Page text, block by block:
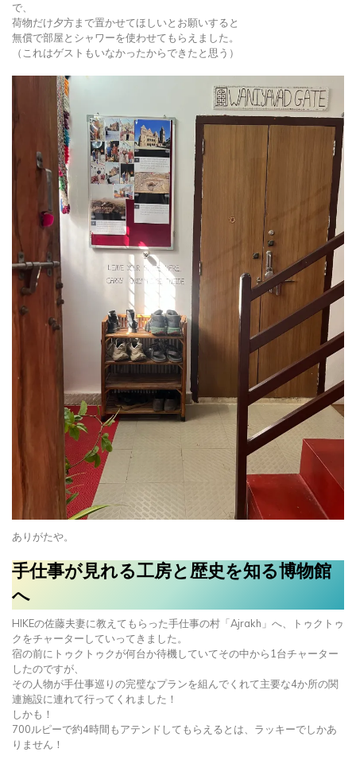
で、
荷物だけ夕方まで置かせてほしいとお願いすると
無償で部屋とシャワーを使わせてもらえました。
（これはゲストもいなかったからできたと思う）
ありがたや。
手仕事が見れる工房と歴史を知る博物館
へ
HIKEの佐藤夫妻に教えてもらった手仕事の村「Ajrakh」へ、トゥクトゥ
クをチャーターしていってきました。
宿の前にトゥクトゥクが何台か待機していてその中から1台チャーター
したのですが、
その人物が手仕事巡りの完璧なプランを組んでくれて主要な4か所の関
連施設に連れて行ってくれました！
しかも！
700ルピーで約4時間もアテンドしてもらえるとは、ラッキーでしかあ
りません！